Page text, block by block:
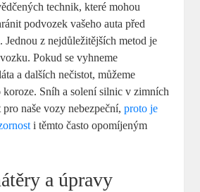
technik, které mohou
podvozek vašeho auta před
Jednou z nejdůležitějších metod je
Pokud se vyhneme
a dalších nečistot, můžeme
koroze. Sníh a solení silnic v zimních
naše vozy nebezpeční,proto je
i těmto často opomíjeným
a úpravy